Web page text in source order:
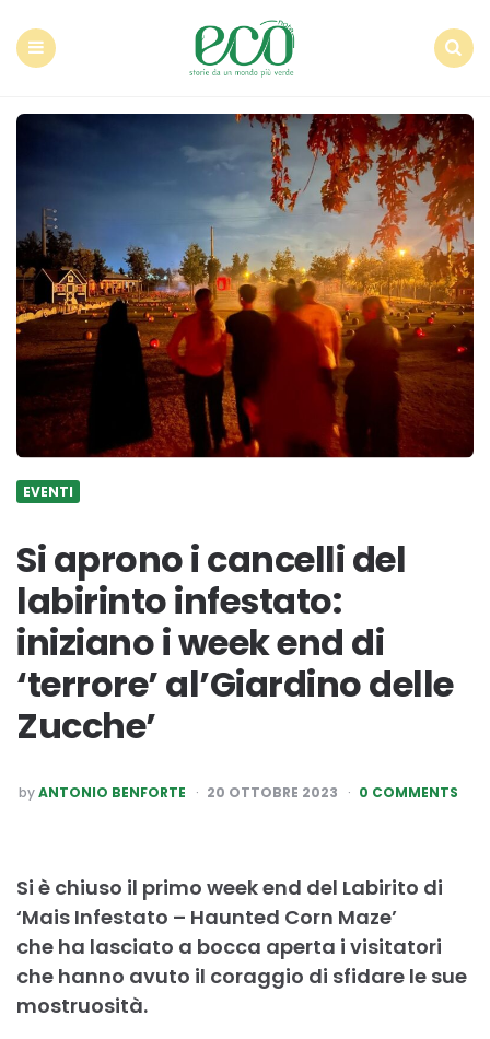
EVENTI
Si aprono i cancelli del
labirinto infestato:
iniziano i week end di
‘terrore’ al’Giardino delle
Zucche’
POSTED
BY
byANTONIO BENFORTE 20 OTTOBRE 2023 0 COMMENTS
Si è chiuso il primo week end del Labirito di
‘Mais Infestato – Haunted Corn Maze’
che ha lasciato a bocca aperta i visitatori
che hanno avuto il coraggio di sfidare le sue
mostruosità.